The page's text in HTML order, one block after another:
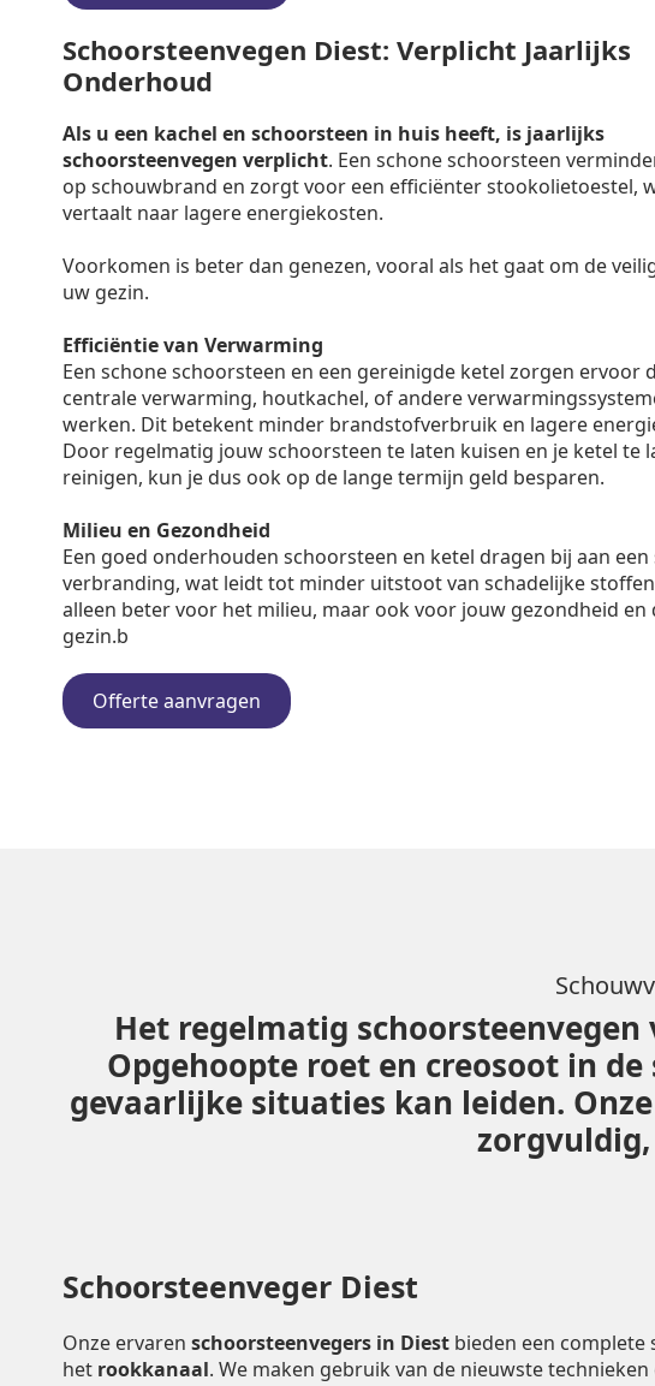
Schoorsteenvegen Diest: Verplicht Jaarlijks
Onderhoud
Als u een kachel en schoorsteen in huis heeft, is jaarlijks
schoorsteenvegen verplicht. Een schone schoorsteen
op schouwbrand en zorgt voor een efficiënter stookolietoestel,
vertaalt naar lagere energiekosten.
Voorkomen is beter dan genezen, vooral als het gaat om de
uw gezin.
Efficiëntie van Verwarming
Een schone schoorsteen en een gereinigde ketel zorgen ervoor
centrale verwarming, houtkachel, of andere
werken. Dit betekent minder brandstofverbruik en lagere
Door regelmatig jouw schoorsteen te laten kuisen en je ketel te
reinigen, kun je dus ook op de lange termijn geld besparen.
Milieu en Gezondheid
Een goed onderhouden schoorsteen en ketel dragen bij aan
verbranding, wat leidt tot minder uitstoot van schadelijke
alleen beter voor het milieu, maar ook voor jouw gezondheid en
gezin.b
Offerte aanvragen
Het regelmatig
Opgehoopte roet en creosoot in
gevaarlijke situaties kan leiden.
Schoorsteenveger Diest
Onze ervaren schoorsteenvegers in Diest bieden een complete
het rookkanaal. We maken gebruik van de nieuwste